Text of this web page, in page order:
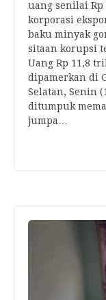
uang senilai
korporasi
baku minyak
sitaan korupsi
Uang Rp 11,8
dipamerkan di
Selatan, Senin
ditumpuk
jumpa…